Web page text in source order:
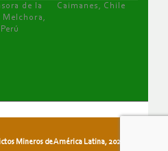
de la
Perú
Caimanes, Chile
Mineros de América Latina, 2026